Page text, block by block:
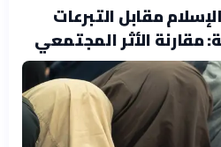
مقابل التبرعات
مقارنة الأثر المجتمعي